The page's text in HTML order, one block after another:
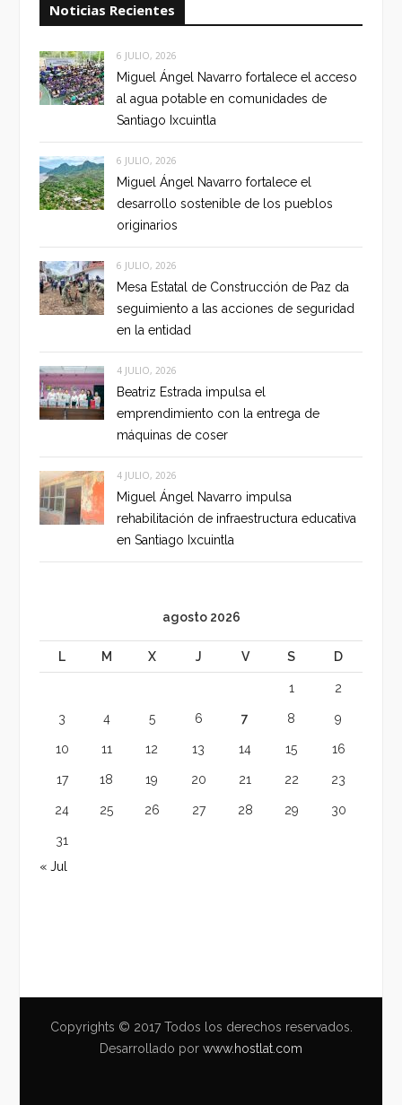
Noticias Recientes
6 JULIO, 2026
Miguel Ángel Navarro fortalece el acceso
al agua potable en comunidades de
Santiago Ixcuintla
6 JULIO, 2026
Miguel Ángel Navarro fortalece el
desarrollo sostenible de los pueblos
originarios
6 JULIO, 2026
Mesa Estatal de Construcción de Paz da
seguimiento a las acciones de seguridad
en la entidad
4 JULIO, 2026
Beatriz Estrada impulsa el
emprendimiento con la entrega de
máquinas de coser
4 JULIO, 2026
Miguel Ángel Navarro impulsa
rehabilitación de infraestructura educativa
en Santiago Ixcuintla
agosto 2026
L M X J V S D
1 2
3 4 5 6 7 8 9
10 11 12 13 14 15 16
17 18 19 20 21 22 23
24 25 26 27 28 29 30
31
« Jul
Copyrights © 2017 Todos los derechos reservados.
Desarrollado por www.hostlat.com